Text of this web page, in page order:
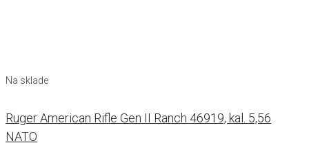
Na sklade
Ruger American Rifle Gen II Ranch 46919, kal. 5,56
NATO